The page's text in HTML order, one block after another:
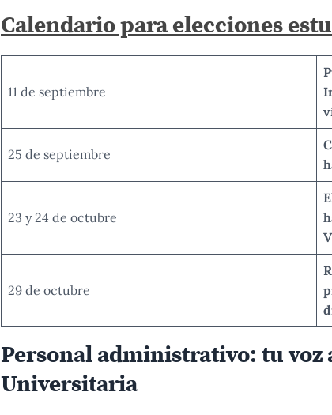
Calendario para elecciones
11 de septiembre
25 de septiembre
23 y 24 de octubre
29 de octubre
Personal administrativo: tu voz
Universitaria